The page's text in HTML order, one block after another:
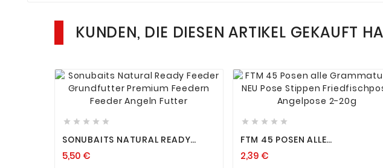
KUNDEN, DIE DIESEN ARTIKEL GEKAUFT
   
    
SONUBAITS NATURAL READY
FEEDERN FEEDER ANGELN FUTTER
5,50 €
   
    
FTM 45 POSEN ALLE
GRAMMATUREN NEU POSE
STIPPEN FRIEDFISCHPOSE
2,39 €